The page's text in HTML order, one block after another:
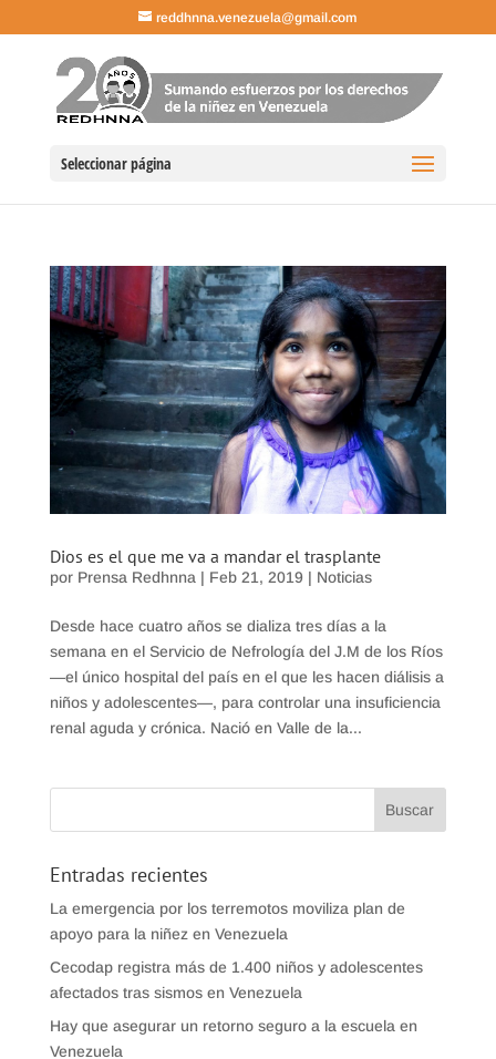
reddhnna.venezuela@gmail.com
Seleccionar página
Dios es el que me va a mandar el trasplante
por Prensa Redhnna | Feb 21, 2019 | Noticias
Desde hace cuatro años se dializa tres días a la
semana en el Servicio de Nefrología del J.M de los Ríos
—el único hospital del país en el que les hacen diálisis a
niños y adolescentes—, para controlar una insuficiencia
renal aguda y crónica. Nació en Valle de la...
Entradas recientes
La emergencia por los terremotos moviliza plan de
apoyo para la niñez en Venezuela
Cecodap registra más de 1.400 niños y adolescentes
afectados tras sismos en Venezuela
Hay que asegurar un retorno seguro a la escuela en
Venezuela